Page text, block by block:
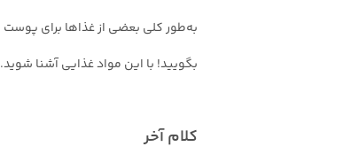
بگویید! با این مواد غذایی آشنا شوید.
کلام آخر